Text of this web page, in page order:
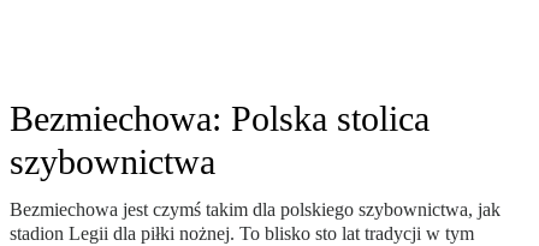
Bezmiechowa: Polska stolica
szybownictwa
Bezmiechowa jest czymś takim dla polskiego szybownictwa, jak
stadion Legii dla piłki nożnej. To blisko sto lat tradycji w tym